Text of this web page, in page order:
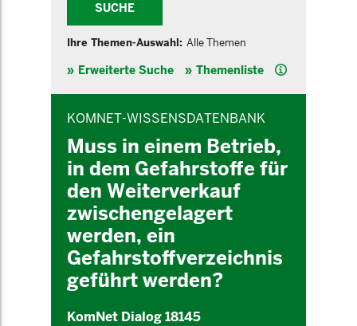
SUCHE
Ihre Themen-Auswahl: Alle Themen
Erweiterte Suche Themenliste Hilfe
KOMNET-WISSENSDATENBANK
Muss in einem Betrieb,
in dem Gefahrstoffe für
den Weiterverkauf
zwischengelagert
werden, ein
Gefahrstoffverzeichnis
geführt werden?
KomNet Dialog 18145